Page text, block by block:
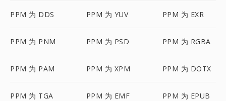
PPM 为 DDS PPM 为 YUV PPM 为 EXR
PPM 为 PNM PPM 为 PSD PPM 为 RGBA
PPM 为 PAM PPM 为 XPM PPM 为 DOTX
PPM 为 TGA PPM 为 EMF PPM 为 EPUB